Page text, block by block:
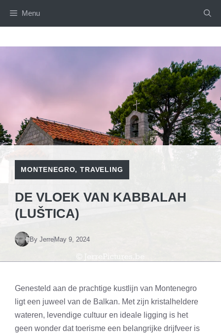
Menu
MONTENEGRO,TRAVELING
DE VLOEK VAN KABBALAH
(LUŠTICA)
By JerreMay 9, 2024
Genesteld aan de prachtige kustlijn van Montenegro
ligt een juweel van de Balkan. Met zijn kristalheldere
wateren, levendige cultuur en ideale ligging is het
geen wonder dat toerisme een belangrijke drijfveer is